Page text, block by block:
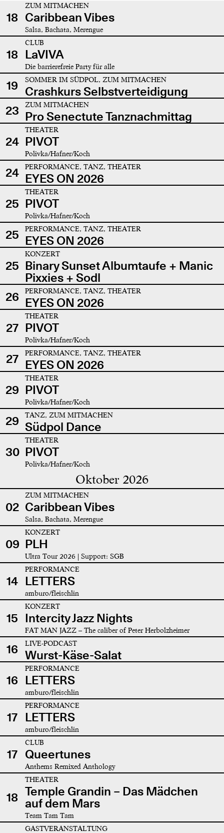
18
ZUM MITMACHEN
Caribbean Vibes
Salsa, Bachata, Merengue
18
CLUB
LaVIVA
Die barrierefreie Party für alle
19 SOMMER IM SÜDPOL, ZUM MITMACHEN
Crashkurs Selbstverteidigung
23
ZUM MITMACHEN
Pro Senectute Tanznachmittag
24
THEATER
PIVOT
Polivka/Hafner/Koch
24 PERFORMANCE, TANZ, THEATER
EYES ON 2026
25
THEATER
PIVOT
Polivka/Hafner/Koch
25 PERFORMANCE, TANZ, THEATER
EYES ON 2026
25
KONZERT
Binary Sunset Albumtaufe + Manic
Pixxies + Sodl
26
PERFORMANCE, TANZ, THEATER
EYES ON 2026
27
THEATER
PIVOT
Polivka/Hafner/Koch
27 PERFORMANCE, TANZ, THEATER
EYES ON 2026
29
THEATER
PIVOT
Polivka/Hafner/Koch
29 TANZ, ZUM MITMACHEN
Südpol Dance
30
THEATER
PIVOT
Polivka/Hafner/Koch
Oktober 2026
02
ZUM MITMACHEN
Caribbean Vibes
Salsa, Bachata, Merengue
09
KONZERT
PLH
Ultra Tour 2026 | Support: SGB
14
PERFORMANCE
LETTERS
amburo/fleischlin
15
KONZERT
Intercity Jazz Nights
FAT MAN JAZZ – The caliber of Peter Herbolzheimer
16 LIVE-PODCAST
Wurst-Käse-Salat
16
PERFORMANCE
LETTERS
amburo/fleischlin
17
PERFORMANCE
LETTERS
amburo/fleischlin
17
CLUB
Queertunes
Anthems Remixed Anthology
18
THEATER
Temple Grandin – Das Mädchen
auf dem Mars
Team Tam Tam
GASTVERANSTALTUNG